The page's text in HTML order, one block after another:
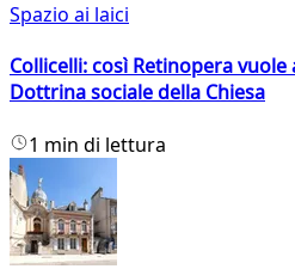
Spazio ai laici
Collicelli: così Retinopera
Dottrina sociale della Chiesa
1 min di lettura